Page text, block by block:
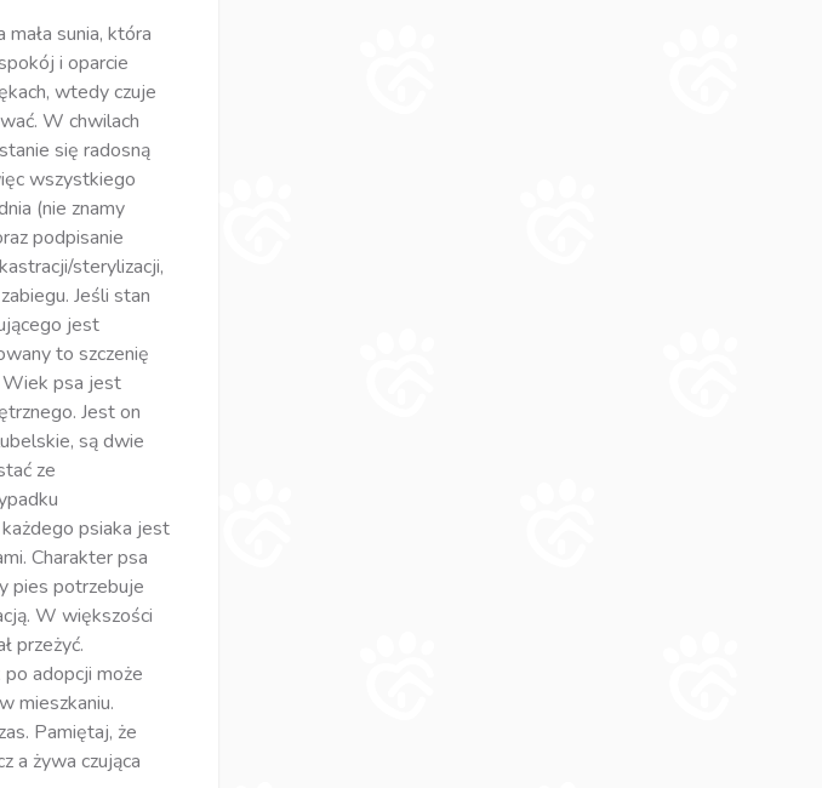
sunia, która
i oparcie
wtedy czuje
W chwilach
się radosną
wszystkiego
(nie znamy
podpisanie
sterylizacji,
Jeśli stan
jest
to szczenię
Wiek psa jest
Jest on
są dwie
ze
psiaka jest
Charakter psa
pies potrzebuje
W większości
przeżyć.
adopcji może
mieszkaniu.
Pamiętaj, że
a żywa czująca